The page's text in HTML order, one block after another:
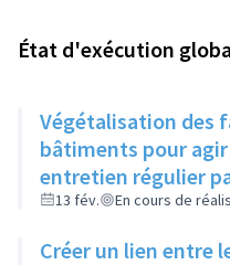
État d'exécution
Végétalisation des
bâtiments pour
entretien régulier
13 fév. En cours de
Créer un lien entre les établissements de